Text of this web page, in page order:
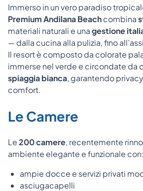
Immerso in un vero paradiso
Premium Andilana Beachcombina
materiali naturali e unagestione
— dalla cucina alla pulizia, fino
Il resort è composto da colorate
immerse nel verde e circondate da
spiaggia bianca, garantendo
comfort.
Le Camere
Le200 camere, recentemente
ambiente elegante e funzionale con:
ampie docce e servizi privati
asciugacapelli